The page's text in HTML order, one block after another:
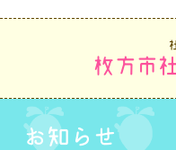
枚方市
お知らせ